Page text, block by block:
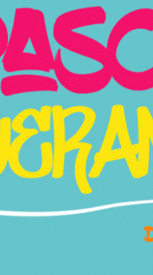
Correo electrónico